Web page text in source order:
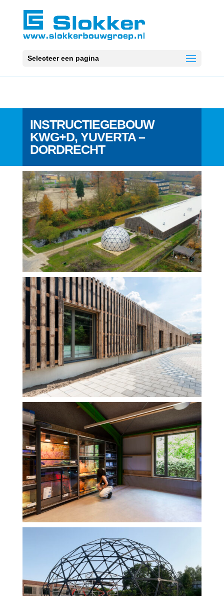
Selecteer een pagina
INSTRUCTIEGEBOUW
KWG+D, YUVERTA –
DORDRECHT